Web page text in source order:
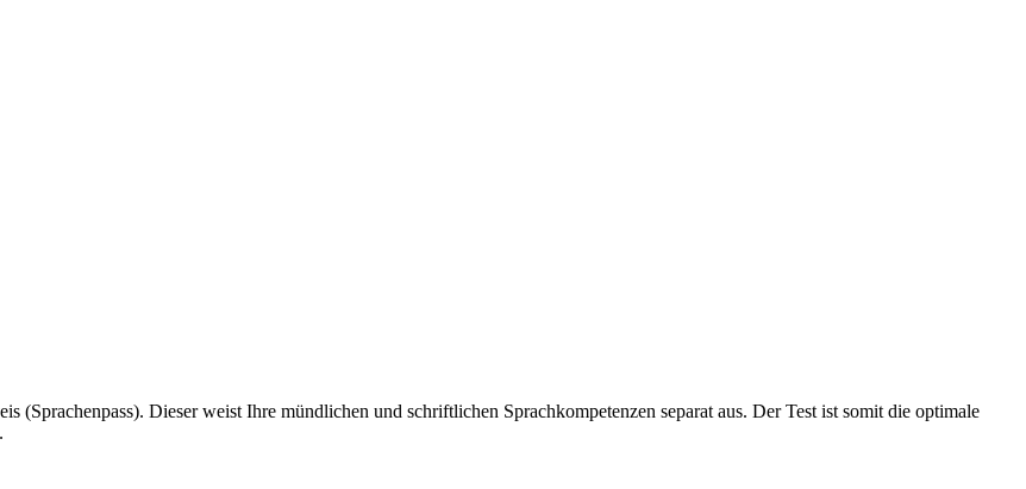
(Sprachenpass). Dieser weist Ihre mündlichen und schriftlichen Sprachkompetenzen separat aus. Der Test ist somit die optimale